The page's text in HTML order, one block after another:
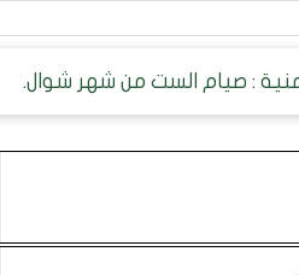
: صيام الست من شهر شوال.